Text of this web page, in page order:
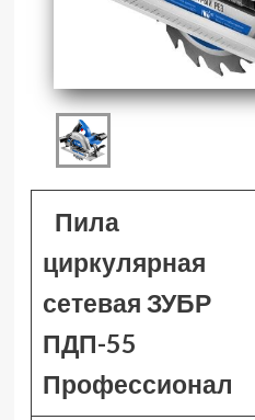
Пила
циркулярная
сетевая ЗУБР
ПДП-55
Профессионал